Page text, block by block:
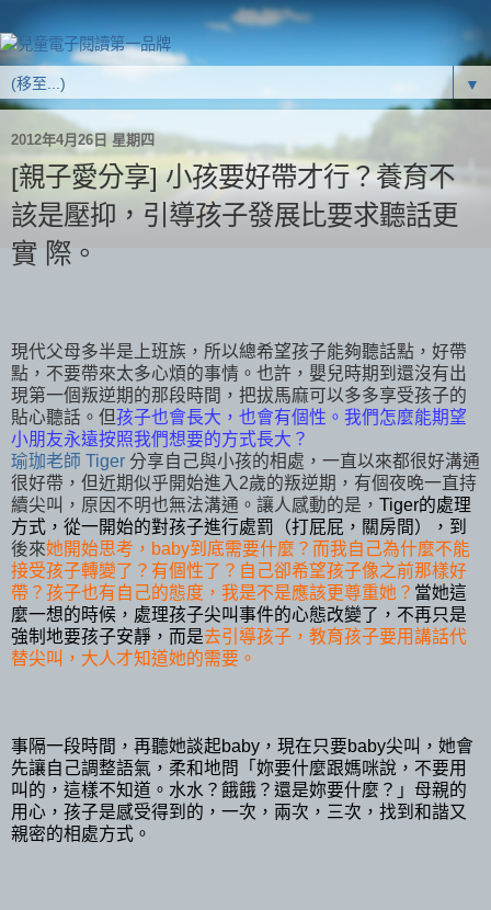
▼
2012年4月26日 星期四
[親子愛分享] 小孩要好帶才行？養育不
該是壓抑，引導孩子發展比要求聽話更
實 際。
現代父母多半是上班族，所以總希望孩子能夠聽話點，好帶
點，不要帶來太多心煩的事情。也許，嬰兒時期到還沒有出
現第一個叛逆期的那段時間，把拔馬麻可以多多享受孩子的
貼心聽話。但孩子也會長大，也會有個性。我們怎麼能期望
小朋友永遠按照我們想要的方式長大？
瑜珈老師 Tiger 分享自己與小孩的相處，一直以來都很好溝通
很好帶，但近期似乎開始進入2歲的叛逆期，有個夜晚一直持
續尖叫，原因不明也無法溝通。讓人感動的是， Tiger的處理
方式，從一開始的對孩子進行處罰（打屁屁，關房間），到
後來她開始思考，baby到底需要什麼？而我自己為什麼不能
接受孩子轉變了？有個性了？自己卻希望孩子像之前那樣好
帶？孩子也有自己的態度，我是不是應該更尊重她？ 當她這
麼一想的時候，處理孩子尖叫事件的心態改變了，不再只是
強制地要孩子安靜，而是去引導孩子，教育孩子要用講話代
替尖叫，大人才知道她的需要。
事隔一段時間，再聽她談起baby，現在只要baby尖叫，她會
先讓自己調整語氣，柔和地問「妳要什麼跟媽咪說，不要用
叫的，這樣不知道。水水？餓餓？還是妳要什麼？」母親的
用心，孩子是感受得到的，一次，兩次，三次，找到和諧又
親密的相處方式。